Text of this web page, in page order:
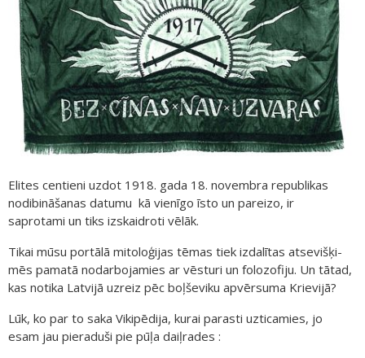
Elites centieni uzdot 1918. gada 18. novembra republikas
nodibināšanas datumu kā vienīgo īsto un pareizo, ir
saprotami un tiks izskaidroti vēlāk.
Tikai mūsu portālā mitoloģijas tēmas tiek izdalītas atsevišķi-
mēs pamatā nodarbojamies ar vēsturi un folozofiju. Un tātad,
kas notika Latvijā uzreiz pēc boļševiku apvērsuma Krievijā?
Lūk, ko par to saka Vikipēdija, kurai parasti uzticamies, jo
esam jau pieraduši pie pūļa daiļrades :